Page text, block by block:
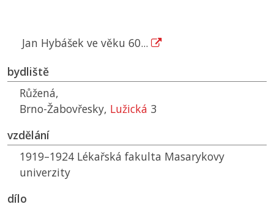
Jan Hybášek ve věku 60...
bydliště
Růžená,
Brno-Žabovřesky, Lužická 3
vzdělání
1919–1924 Lékařská fakulta Masarykovy
univerzity
dílo